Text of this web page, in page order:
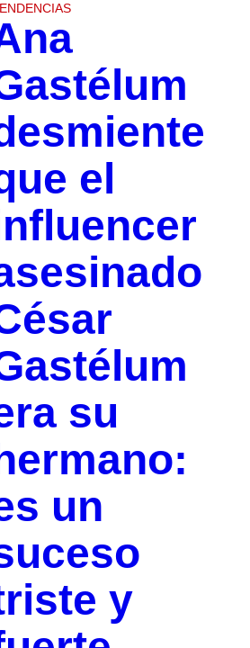
el
su
hermano:
un
y